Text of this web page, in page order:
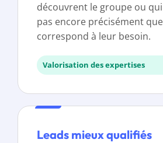
découvrent le groupe ou
pas encore précisément
correspond à leur besoin.
Valorisation des expertises
Leads mieux qualifiés